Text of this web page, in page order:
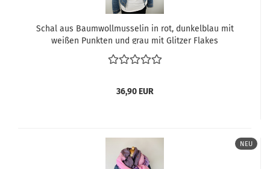
Schal aus Baumwollmusselin in rot, dunkelblau mit
weißen Punkten und grau mit Glitzer Flakes
36,90 EUR
NEU